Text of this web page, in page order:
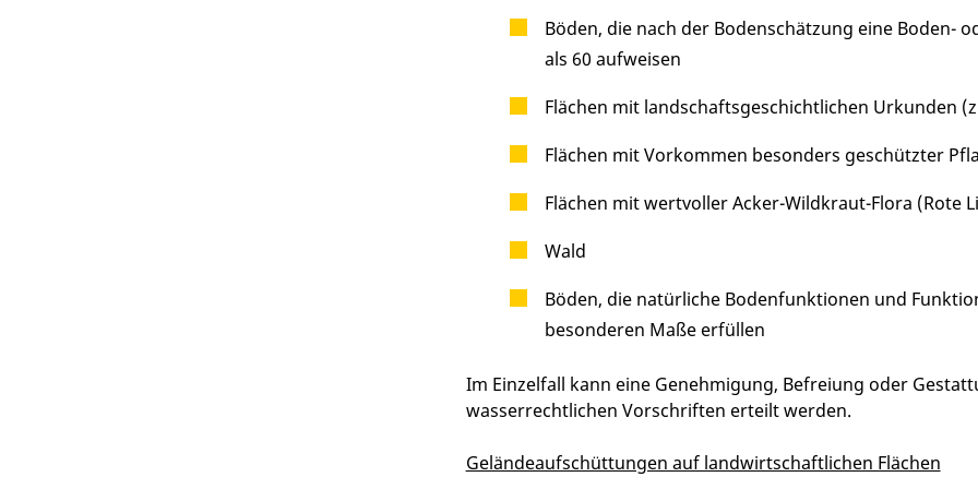
Böden, die nach der Bodenschätzung eine Boden-
als 60 aufweisen
Flächen mit landschaftsgeschichtlichen Urkunden
Flächen mit Vorkommen besonders geschützter
Flächen mit wertvoller Acker-Wildkraut-Flora (Rote
Wald
Böden, die natürliche Bodenfunktionen und
besonderen Maße erfüllen
Im Einzelfall kann eine Genehmigung, Befreiung oder
wasserrechtlichen Vorschriften erteilt werden.
Geländeaufschüttungen auf landwirtschaftlichen Flächen